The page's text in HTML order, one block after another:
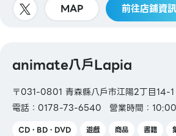
MAP 前往店鋪資訊
animate八戶Lapia
〒031-0801 青森縣八戶市江陽2丁目14-
電話：0178-73-6540
營業時間：
CD・BD・DVD 遊戲 商品 書籍